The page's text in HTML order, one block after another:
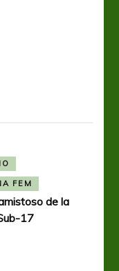
FEM
de la
17